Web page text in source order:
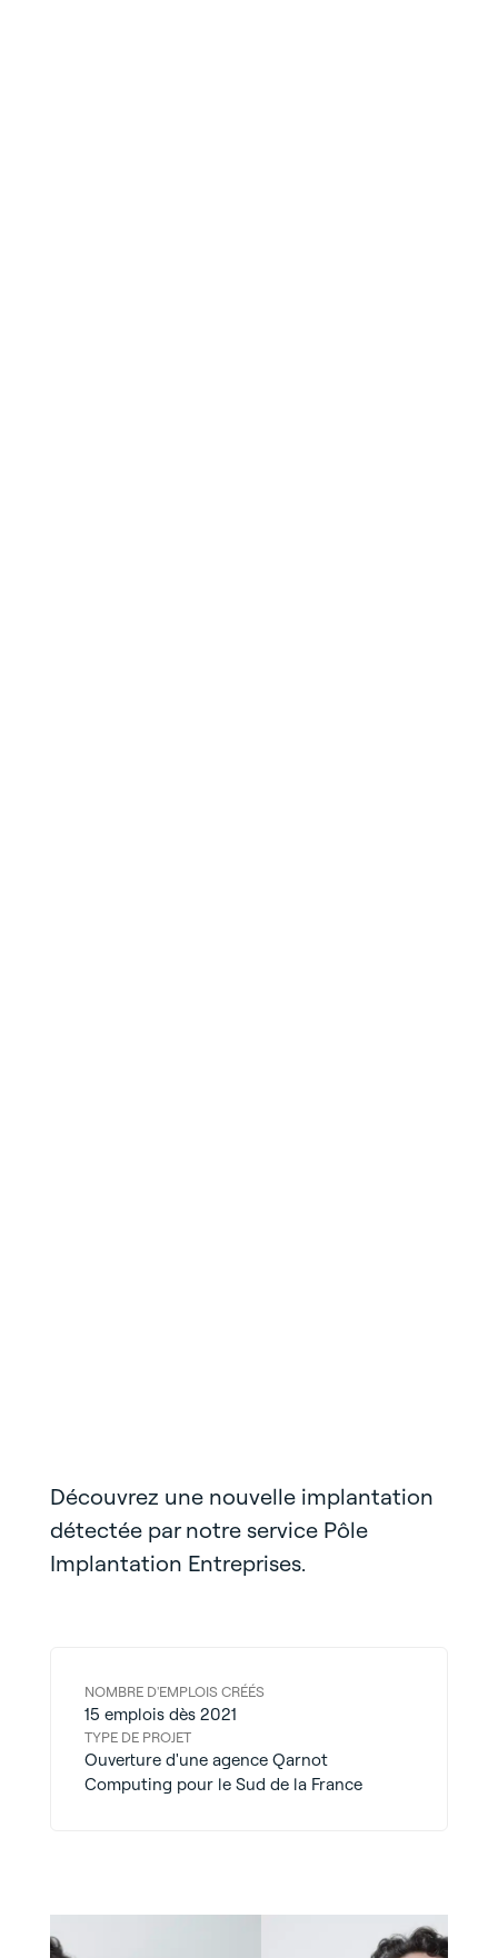
Découvrez une nouvelle implantation
détectée par notre service Pôle
Implantation Entreprises.
NOMBRE D'EMPLOIS CRÉÉS
15 emplois dès 2021
TYPE DE PROJET
Ouverture d'une agence Qarnot
Computing pour le Sud de la France